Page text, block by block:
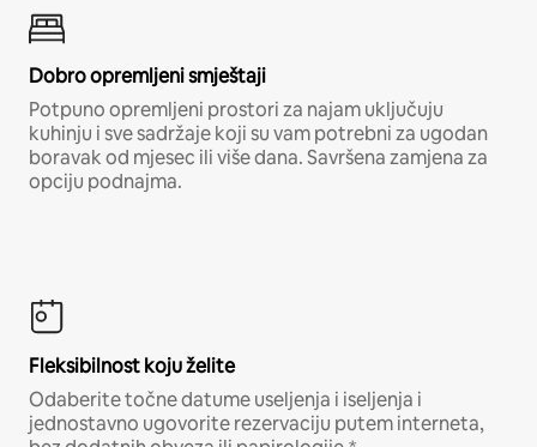
Dobro opremljeni smještaji
Potpuno opremljeni prostori za najam uključuju
kuhinju i sve sadržaje koji su vam potrebni za ugodan
boravak od mjesec ili više dana. Savršena zamjena za
opciju podnajma.
Fleksibilnost koju želite
Odaberite točne datume useljenja i iseljenja i
jednostavno ugovorite rezervaciju putem interneta,